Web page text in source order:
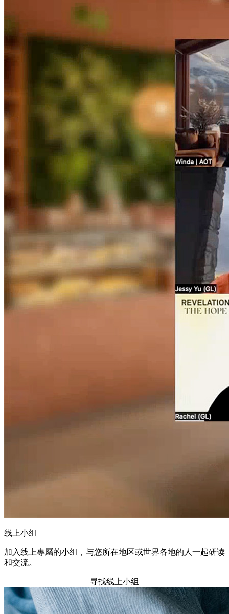
线上小组
加入线上專屬的小组，与您所在地区或世界各地的人一起研读
和交流。
寻找线上小组